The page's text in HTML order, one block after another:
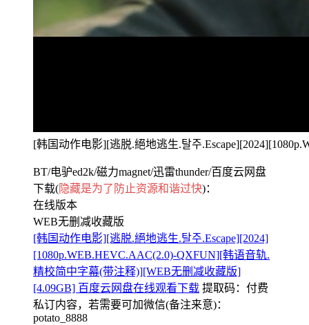
[韩国动作电影][逃脱.絕地逃生.탈주
BT/电驴ed2k/磁力magnet/迅雷thunder/百度云网盘
下载(隐藏是为了防止资源和谐过快)：
在线版本
WEB无删减收藏版
[韩国动作电影][逃脱.絕地逃生.탈주.Escape][2024]
[1080p.WEB.HEVC.AAC(2.0)-QXFUN][韩语音轨.
精校简中字幕(带注释)][WEB无删减收藏版]
[4.09GB] 百度云网盘在线观看下载 提取码： 付费
私订内容，若需要可加微信(备注来意)：
potato_8888